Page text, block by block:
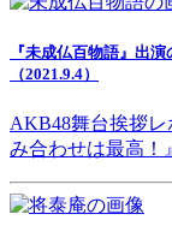
『未成仏百物語』出
（2021.9.4）
AKB48舞台挨拶
み合わせは最高！』